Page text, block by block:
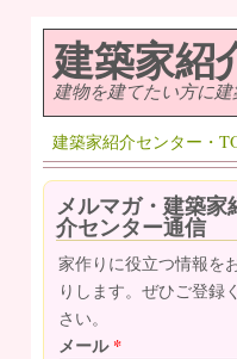
建築家紹
建物を建てたい方に
建築家紹介センター・
メルマガ・建築家
介センター通信
家作りに役立つ情報を
りします。ぜひご登録
さい。
メール*